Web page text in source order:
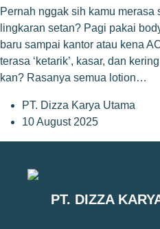
Pernah nggak sih kamu merasa
lingkaran setan? Pagi pakai
baru sampai kantor atau kena
terasa ‘ketarik’, kasar, dan
kan? Rasanya semua lotion…
PT. Dizza Karya Utama
10 August 2025
PT. DIZZA